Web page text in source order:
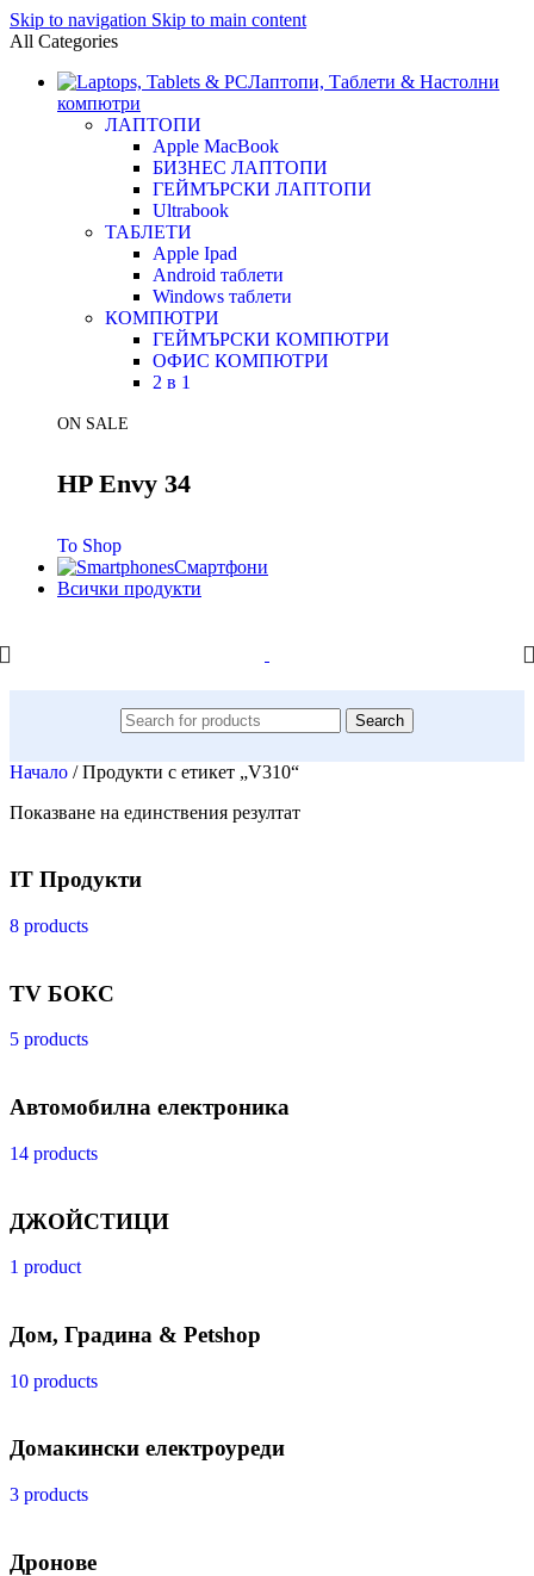
Skip to navigation Skip to main content
All Categories
Лаптопи, Таблети & Настолни
компютри
ЛАПТОПИ
Apple MacBook
БИЗНЕС ЛАПТОПИ
ГЕЙМЪРСКИ ЛАПТОПИ
Ultrabook
ТАБЛЕТИ
Apple Ipad
Android таблети
Windows таблети
КОМПЮТРИ
ГЕЙМЪРСКИ КОМПЮТРИ
ОФИС КОМПЮТРИ
2 в 1
ON SALE
HP Envy 34
To Shop
Смартфони
Всички продукти
Search
Начало / Продукти с етикет „V310“
Показване на единствения резултат
IT Продукти
8 products
TV БОКС
5 products
Автомобилна електроника
14 products
ДЖОЙСТИЦИ
1 product
Дом, Градина & Petshop
10 products
Домакински електроуреди
3 products
Дронове